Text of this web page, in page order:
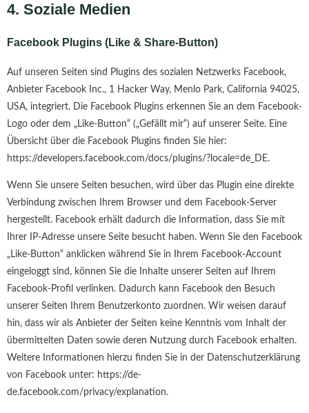
4. Soziale Medien
Facebook Plugins (Like & Share-Button)
Auf unseren Seiten sind Plugins des sozialen Netzwerks Facebook,
Anbieter Facebook Inc., 1 Hacker Way, Menlo Park, California 94025,
USA, integriert. Die Facebook Plugins erkennen Sie an dem Facebook-
Logo oder dem „Like-Button“ („Gefällt mir“) auf unserer Seite. Eine
Übersicht über die Facebook Plugins finden Sie hier:
https://developers.facebook.com/docs/plugins/?locale=de_DE.
Wenn Sie unsere Seiten besuchen, wird über das Plugin eine direkte
Verbindung zwischen Ihrem Browser und dem Facebook-Server
hergestellt. Facebook erhält dadurch die Information, dass Sie mit
Ihrer IP-Adresse unsere Seite besucht haben. Wenn Sie den Facebook
„Like-Button“ anklicken während Sie in Ihrem Facebook-Account
eingeloggt sind, können Sie die Inhalte unserer Seiten auf Ihrem
Facebook-Profil verlinken. Dadurch kann Facebook den Besuch
unserer Seiten Ihrem Benutzerkonto zuordnen. Wir weisen darauf
hin, dass wir als Anbieter der Seiten keine Kenntnis vom Inhalt der
übermittelten Daten sowie deren Nutzung durch Facebook erhalten.
Weitere Informationen hierzu finden Sie in der Datenschutzerklärung
von Facebook unter: https://de-
de.facebook.com/privacy/explanation.